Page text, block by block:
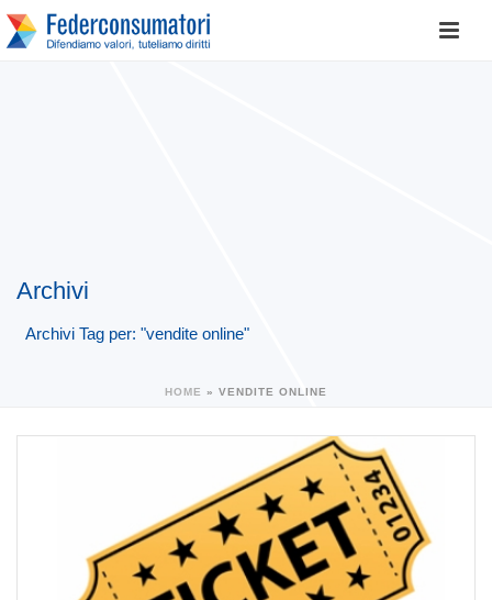
Archivi
Archivi Tag per: "vendite online"
HOME » VENDITE ONLINE